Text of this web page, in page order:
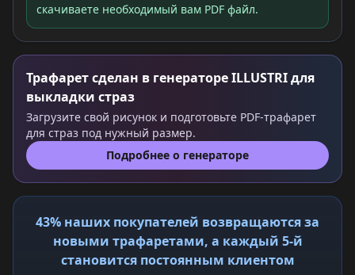
скачиваете необходимый вам PDF файл.
Трафарет сделан в генераторе ILLUSTRI для
выкладки страз
Загрузите свой рисунок и подготовьте PDF-трафарет
для страз под нужный размер.
Подробнее о генераторе
43% наших покупателей возвращаются за
новыми трафаретами, а каждый 5-й
становится постоянным клиентом